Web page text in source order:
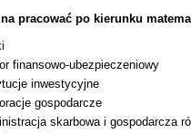
pracować po kierunku
finansowo-ubezpieczeniowy
inwestycyjne
gospodarcze
skarbowa i gospodarcza